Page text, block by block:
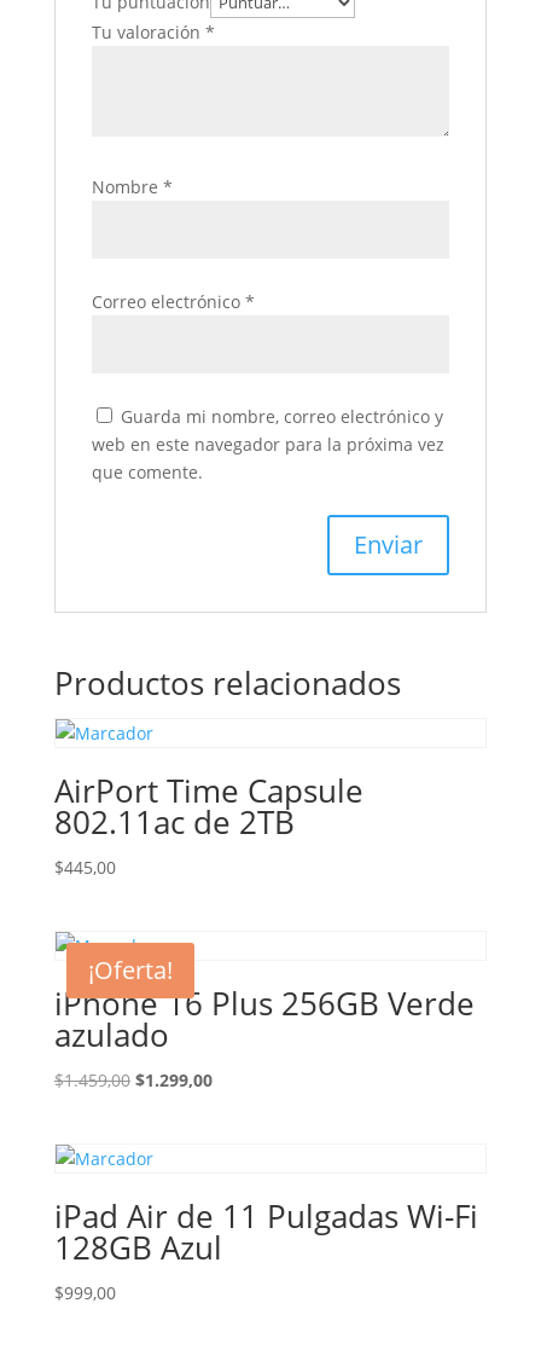
Tu valoración *
Nombre *
Correo electrónico *
Guarda mi nombre, correo electrónico y
web en este navegador para la próxima vez
que comente.
Productos relacionados
AirPort Time Capsule
802.11ac de 2TB
$445,00
¡Oferta!
iPhone 16 Plus 256GB Verde
azulado
$1.459,00 El
era:
$1.299,00El
iPad Air de 11 Pulgadas Wi-Fi
128GB Azul
$999,00